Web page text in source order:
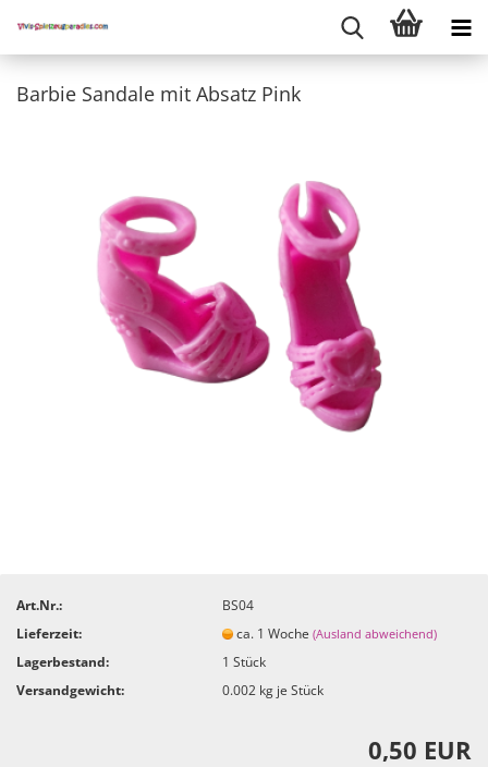
Barbie Sandale mit Absatz Pink
Art.Nr.:
BS04
Lieferzeit:
ca. 1 Woche(Ausland abweichend)
Lagerbestand: 1Stück
Versandgewicht:
0.002 kg je Stück
0,50 EUR